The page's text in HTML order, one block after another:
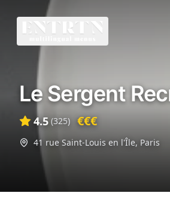
Le Sergent
4.5 (325) €€€
41 rue Saint-Louis en l'Île, Paris